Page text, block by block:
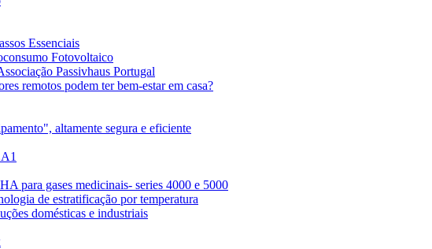
Essenciais
Fotovoltaico
Passivhaus Portugal
remotos podem ter bem-estar em casa?
altamente segura e eficiente
para gases medicinais- series 4000 e 5000
de estratificação por temperatura
domésticas e industriais